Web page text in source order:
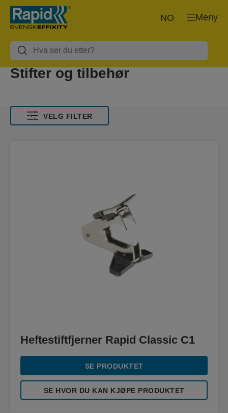
Meny
NO
Stifter og tilbehør
VELG FILTER
Heftestiftfjerner Rapid Classic C1
SE PRODUKTET
SE HVOR DU KAN KJØPE PRODUKTET